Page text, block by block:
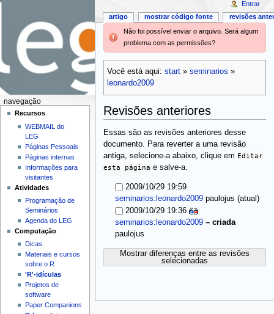
Não foi possível enviar o arquivo. Será algum
problema com as permissões?
Você está aqui: start» seminarios »
leonardo2009
Revisões anteriores
Essas são as revisões anteriores desse
documento. Para reverter a uma revisão
antiga, selecione-a abaixo, clique em Editar
esta página e salve-a.
2009/10/29 19:59
seminarios:leonardo2009 paulojus (atual)
2009/10/29 19:36
seminarios:leonardo2009 – criada
paulojus
Mostrar diferenças entre as revisões
selecionadas
artigo mostrar código fonte revisões
Entrar
navegação
Recursos
WEBMAIL do
LEG
Páginas Pessoais
Páginas internas
Informações para
visitantes
Atividades
Programação de
Seminários
Agenda do LEG
Computação
Dicas
Materiais e cursos
sobre o R
'R'-idículas
Projetos de
software
Paper Companions